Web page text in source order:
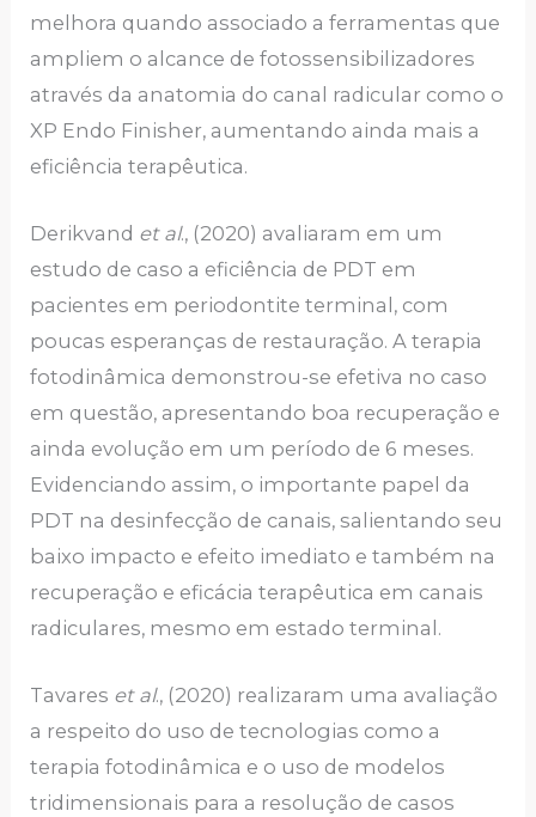
melhora quando associado a ferramentas que
ampliem o alcance de fotossensibilizadores
através da anatomia do canal radicular como o
XP Endo Finisher, aumentando ainda mais a
eficiência terapêutica.
Derikvand et al., (2020) avaliaram em um
estudo de caso a eficiência de PDT em
pacientes em periodontite terminal, com
poucas esperanças de restauração. A terapia
fotodinâmica demonstrou-se efetiva no caso
em questão, apresentando boa recuperação e
ainda evolução em um período de 6 meses.
Evidenciando assim, o importante papel da
PDT na desinfecção de canais, salientando seu
baixo impacto e efeito imediato e também na
recuperação e eficácia terapêutica em canais
radiculares, mesmo em estado terminal.
Tavares et al., (2020) realizaram uma avaliação
a respeito do uso de tecnologias como a
terapia fotodinâmica e o uso de modelos
tridimensionais para a resolução de casos